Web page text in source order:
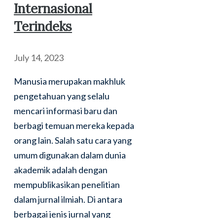
Internasional
Terindeks
July 14, 2023
Manusia merupakan makhluk
pengetahuan yang selalu
mencari informasi baru dan
berbagi temuan mereka kepada
orang lain. Salah satu cara yang
umum digunakan dalam dunia
akademik adalah dengan
mempublikasikan penelitian
dalam jurnal ilmiah. Di antara
berbagai jenis jurnal yang